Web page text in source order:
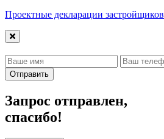
Проектные декларации застройщиков
Отправить
Запрос отправлен,
спасибо!